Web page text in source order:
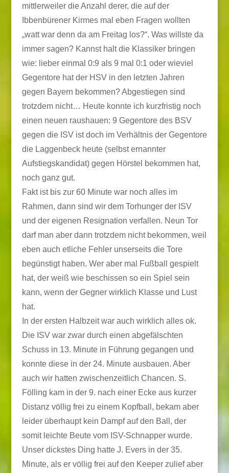
mittlerweiler die Anzahl derer, die auf der
Ibbenbürener Kirmes mal eben Fragen wollten
„watt war denn da am Freitag los?“. Was willste da
immer sagen? Kannst halt die Klassiker bringen
wie: lieber einmal 0:9 als 9 mal 0:1 oder wieviel
Gegentore hat der HSV in den letzten Jahren
gegen Bayern bekommen? Abgestiegen sind
trotzdem nicht… Heute konnte ich kurzfristig noch
einen neuen raushauen: 9 Gegentore des BSV
gegen die ISV ist doch im Verhältnis der Gegentore
die Laggenbeck heute (selbst ernannter
Aufstiegskandidat) gegen Hörstel bekommen hat,
noch ganz gut.
Fakt ist bis zur 60 Minute war noch alles im
Rahmen, dann sind wir dem Torhunger der ISV
und der eigenen Resignation verfallen. Neun Tor
darf man aber dann trotzdem nicht bekommen, weil
eben auch etliche Fehler unserseits die Tore
begünstigt haben. Wer aber mal Fußball gespielt
hat, der weiß wie beschissen so ein Spiel sein
kann, wenn der Gegner wirklich Klasse und Lust
hat.
In der ersten Halbzeit war auch wirklich alles ok.
Die ISV war zwar durch einen abgefälschten
Schuss in 13. Minute in Führung gegangen und
konnte diese in der 24. Minute ausbauen. Aber
auch wir hatten zwischenzeitlich Chancen. S.
Fölling kam in der 9. nach einer Ecke aus kurzer
Distanz völlig frei zu einem Kopfball, bekam aber
leider überhaupt kein Dampf auf den Ball, der
somit leichte Beute vom ISV-Schnapper wurde.
Unser dickstes Ding hatte J. Evers in der 35.
Minute, als er völlig frei auf den Keeper zulief aber